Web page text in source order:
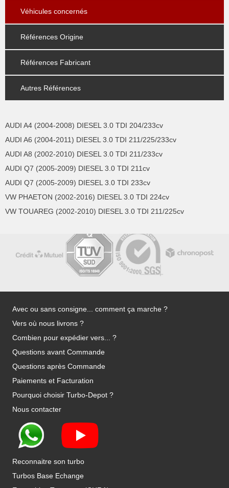
Véhicules concernés
Références Origine
Références Fabricant
Autres Références
AUDI A4 (2004-2008) DIESEL 3.0 TDI 204/233cv
AUDI A6 (2004-2011) DIESEL 3.0 TDI 211/225/233cv
AUDI A8 (2002-2010) DIESEL 3.0 TDI 211/233cv
AUDI Q7 (2005-2009) DIESEL 3.0 TDI 211cv
AUDI Q7 (2005-2009) DIESEL 3.0 TDI 233cv
VW PHAETON (2002-2016) DIESEL 3.0 TDI 224cv
VW TOUAREG (2002-2010) DIESEL 3.0 TDI 211/225cv
Avec ou sans consigne... comment ça marche ?
Vers où nous livrons ?
Combien pour expédier vers... ?
Questions avant Commande
Questions après Commande
Paiements et Facturation
Pourquoi choisir Turbo-Depot ?
Nous contacter
Reconnaitre son turbo
Turbos Base Echange